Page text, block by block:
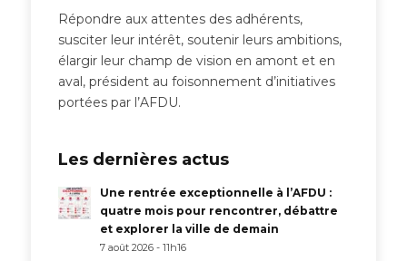
Répondre aux attentes des adhérents,
susciter leur intérêt, soutenir leurs ambitions,
élargir leur champ de vision en amont et en
aval, président au foisonnement d’initiatives
portées par l’AFDU.
Les dernières actus
Une rentrée exceptionnelle à l’AFDU :
quatre mois pour rencontrer, débattre
et explorer la ville de demain
7 août 2026 - 11h16